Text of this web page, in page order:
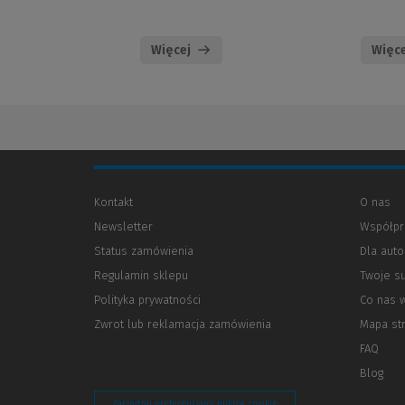
Więcej
Kontakt
Newsletter
Status zamówienia
Regulamin sklepu
Polityka prywatności
innej
Zwrot lub reklamacja zamówienia
O nas
Dla
Twoje
Co nas
Mapa
FAQ
Blog